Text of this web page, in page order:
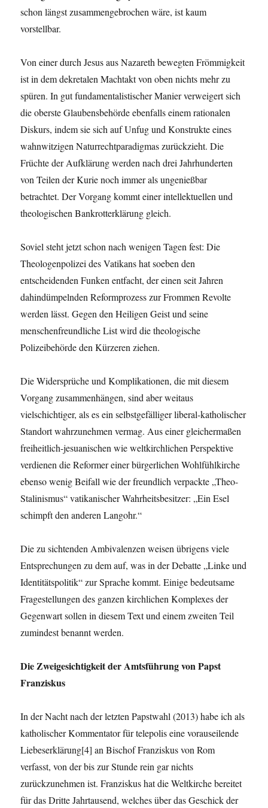
schon längst zusammengebrochen wäre, ist kaum
vorstellbar.
Von einer durch Jesus aus Nazareth bewegten Frömmigkeit
ist in dem dekretalen Machtakt von oben nichts mehr zu
spüren. In gut fundamentalistischer Manier verweigert sich
die oberste Glaubensbehörde ebenfalls einem rationalen
Diskurs, indem sie sich auf Unfug und Konstrukte eines
wahnwitzigen Naturrechtparadigmas zurückzieht. Die
Früchte der Aufklärung werden nach drei Jahrhunderten
von Teilen der Kurie noch immer als ungenießbar
betrachtet. Der Vorgang kommt einer intellektuellen und
theologischen Bankrotterklärung gleich.
Soviel steht jetzt schon nach wenigen Tagen fest: Die
Theologenpolizei des Vatikans hat soeben den
entscheidenden Funken entfacht, der einen seit Jahren
dahindümpelnden Reformprozess zur Frommen Revolte
werden lässt. Gegen den Heiligen Geist und seine
menschenfreundliche List wird die theologische
Polizeibehörde den Kürzeren ziehen.
Die Widersprüche und Komplikationen, die mit diesem
Vorgang zusammenhängen, sind aber weitaus
vielschichtiger, als es ein selbstgefälliger liberal-katholischer
Standort wahrzunehmen vermag. Aus einer gleichermaßen
freiheitlich-jesuanischen wie weltkirchlichen Perspektive
verdienen die Reformer einer bürgerlichen Wohlfühlkirche
ebenso wenig Beifall wie der freundlich verpackte „Theo-
Stalinismus“ vatikanischer Wahrheitsbesitzer: „Ein Esel
schimpft den anderen Langohr.“
Die zu sichtenden Ambivalenzen weisen übrigens viele
Entsprechungen zu dem auf, was in der Debatte „Linke und
Identitätspolitik“ zur Sprache kommt. Einige bedeutsame
Fragestellungen des ganzen kirchlichen Komplexes der
Gegenwart sollen in diesem Text und einem zweiten Teil
zumindest benannt werden.
Die Zweigesichtigkeit der Amtsführung von Papst
Franziskus
In der Nacht nach der letzten Papstwahl (2013) habe ich als
katholischer Kommentator für telepolis eine vorauseilende
Liebeserklärung[4] an Bischof Franziskus von Rom
verfasst, von der bis zur Stunde rein gar nichts
zurückzunehmen ist. Franziskus hat die Weltkirche bereitet
für das Dritte Jahrtausend, welches über das Geschick der